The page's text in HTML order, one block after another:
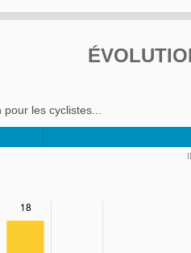
les cyclistes...